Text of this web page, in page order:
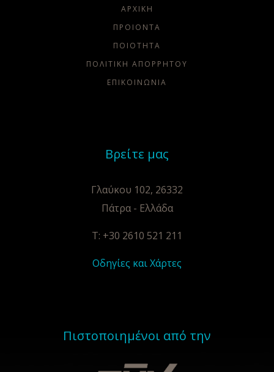
ΑΡΧΙΚΗ
ΠΡΟΙΟΝΤΑ
ΠΟΙΌΤΗΤΑ
ΠΟΛΙΤΙΚΗ ΑΠΟΡΡΗΤΟΥ
ΕΠΙΚΟΙΝΩΝΙΑ
Βρείτε μας
Γλαύκου 102, 26332
Πάτρα - Ελλάδα
T: +30 2610 521 211
Οδηγίες και Χάρτες
Πιστοποιημένοι από την